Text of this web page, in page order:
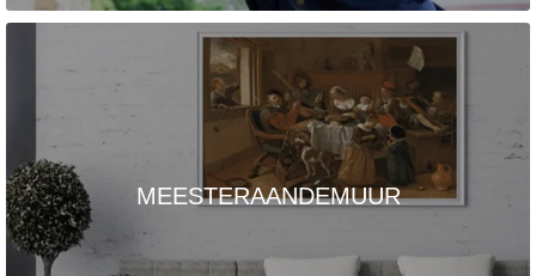
MEESTERAANDEMUUR